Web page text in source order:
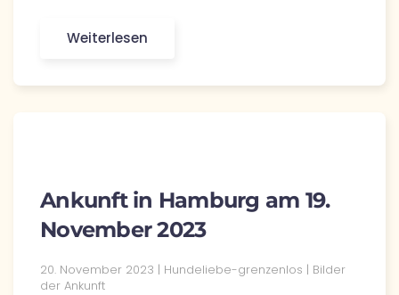
Weiterlesen
Ankunft in Hamburg am 19.
November 2023
20. November 2023 | Hundeliebe-grenzenlos | Bilder
der Ankunft